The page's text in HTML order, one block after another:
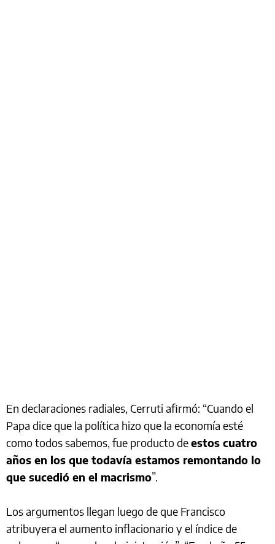
En declaraciones radiales, Cerruti afirmó: “Cuando el
Papa dice que la política hizo que la economía esté
como todos sabemos, fue producto deestos cuatro
años en los que todavía estamos remontando lo
que sucedió en el macrismo”.
Los argumentos llegan luego de que Francisco
atribuyera el aumento inflacionario y el índice de